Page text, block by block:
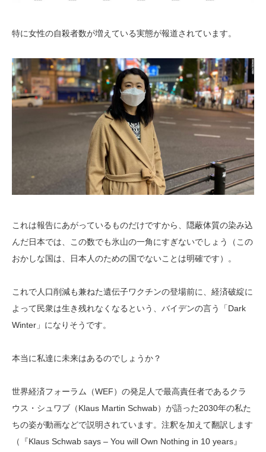
特に女性の自殺者数が増えている実態が報道されています。
これは報告にあがっているものだけですから、隠蔽体質の染み込
んだ日本では、この数でも氷山の一角にすぎないでしょう（この
おかしな国は、日本人のための国でないことは明確です）。
これで人口削減も兼ねた遺伝子ワクチンの登場前に、経済破綻に
よって民衆は生き残れなくなるという、バイデンの言う「Dark
Winter」になりそうです。
本当に私達に未来はあるのでしょうか？
世界経済フォーラム（WEF）の発足人で最高責任者であるクラ
ウス・シュワブ（Klaus Martin Schwab）が語った2030年の私た
ちの姿が動画などで説明されています。注釈を加えて翻訳します
（『Klaus Schwab says – You will Own Nothing in 10 years』